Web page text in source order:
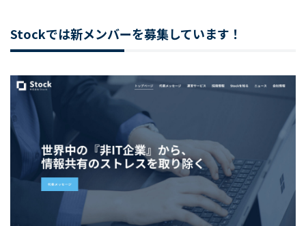
Stockでは新メンバーを募集しています！